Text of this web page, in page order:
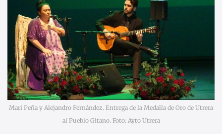
Mari Peña y Alejandro Fernández. Entrega de la Medalla de Oro de Utrera
al Pueblo Gitano. Foto: Ayto Utrera